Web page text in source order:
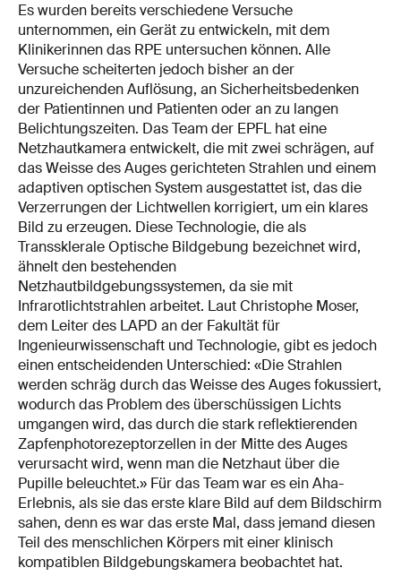
Es wurden bereits verschiedene Versuche
unternommen, ein Gerät zu entwickeln, mit dem
Klinikerinnen das RPE untersuchen können. Alle
Versuche scheiterten jedoch bisher an der
unzureichenden Auflösung, an Sicherheitsbedenken
der Patientinnen und Patienten oder an zu langen
Belichtungszeiten. Das Team der EPFL hat eine
Netzhautkamera entwickelt, die mit zwei schrägen, auf
das Weisse des Auges gerichteten Strahlen und einem
adaptiven optischen System ausgestattet ist, das die
Verzerrungen der Lichtwellen korrigiert, um ein klares
Bild zu erzeugen. Diese Technologie, die als
Transsklerale Optische Bildgebung bezeichnet wird,
ähnelt den bestehenden
Netzhautbildgebungssystemen, da sie mit
Infrarotlichtstrahlen arbeitet. Laut Christophe Moser,
dem Leiter des LAPD an der Fakultät für
Ingenieurwissenschaft und Technologie, gibt es jedoch
einen entscheidenden Unterschied: «Die Strahlen
werden schräg durch das Weisse des Auges fokussiert,
wodurch das Problem des überschüssigen Lichts
umgangen wird, das durch die stark reflektierenden
Zapfenphotorezeptorzellen in der Mitte des Auges
verursacht wird, wenn man die Netzhaut über die
Pupille beleuchtet.» Für das Team war es ein Aha-
Erlebnis, als sie das erste klare Bild auf dem Bildschirm
sahen, denn es war das erste Mal, dass jemand diesen
Teil des menschlichen Körpers mit einer klinisch
kompatiblen Bildgebungskamera beobachtet hat.